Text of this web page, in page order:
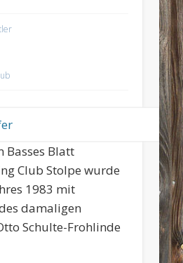
Basses Blatt
Club Stolpe wurde
1983 mit
damaligen
Schulte-Frohlinde